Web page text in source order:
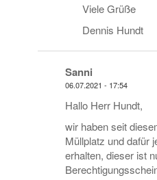
Viele Grüße
Dennis Hundt
Sanni
06.07.2021 - 17:54
Hallo Herr Hundt,
wir haben seit
Müllplatz und dafür
erhalten, dieser ist